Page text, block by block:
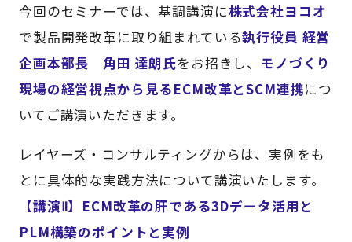
今回のセミナーでは、基調講演に株式会社ヨコオ
で製品開発改革に取り組まれている執行役員 経営
企画本部長 角田 達朗氏をお招きし、 モノづくり
現場の経営視点から見るECM改革とSCM連携につ
いてご講演いただきます。
レイヤーズ・コンサルティングからは、実例をも
とに具体的な実践方法について講演いたします。
【講演Ⅱ】ECM改革の肝である3Dデータ活用と
PLM構築のポイントと実例